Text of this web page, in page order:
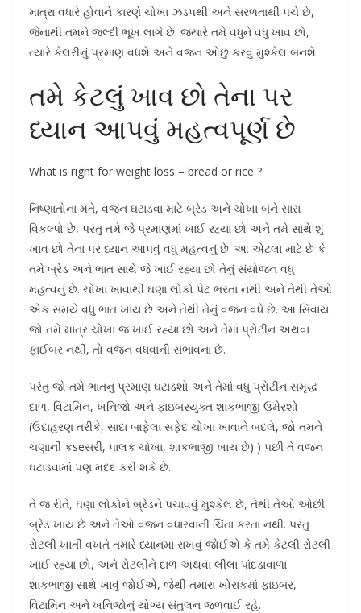
માત્રા વધારે હોવાને કારણે ચોખા ઝડપથી અને સરળતાથી પચે છે,
જેનાથી તમને જલ્દી ભૂખ લાગે છે. જ્યારે તમે વધુને વધુ ખાવ છો,
ત્યારે કેલરીનું પ્રમાણ વધશે અને વજન ઓછું કરવું મુશ્કેલ બનશે.
તમે કેટલું ખાવ છો તેના પર
ધ્યાન આપવું મહત્વપૂર્ણ છે
What is right for weight loss – bread or rice ?
નિષ્ણાતોના મતે, વજન ઘટાડવા માટે બ્રેડ અને ચોખા બંને સારા
વિકલ્પો છે, પરંતુ તમે જે પ્રમાણમાં ખાઈ રહ્યા છો અને તમે સાથે શું
ખાવ છો તેના પર ધ્યાન આપવું વધુ મહત્વનું છે. આ એટલા માટે છે કે
તમે બ્રેડ અને ભાત સાથે જે ખાઈ રહ્યા છો તેનું સંયોજન વધુ
મહત્વનું છે. ચોખા ખાવાથી ઘણા લોકો પેટ ભરતા નથી અને તેથી તેઓ
એક સમયે વધુ ભાત ખાય છે અને તેથી તેનું વજન વધે છે. આ સિવાય
જો તમે માત્ર ચોખા જ ખાઈ રહ્યા છો અને તેમાં પ્રોટીન અથવા
ફાઈબર નથી, તો વજન વધવાની સંભાવના છે.
પરંતુ જો તમે ભાતનું પ્રમાણ ઘટાડશો અને તેમાં વધુ પ્રોટીન સમૃદ્ધ
દાળ, વિટામિન, ખનિજો અને ફાઇબરયુક્ત શાકભાજી ઉમેરશો
(ઉદાહરણ તરીકે, સાદા બાફેલા સફેદ ચોખા ખાવાને બદલે, જો તમને
ચણાની કseસરી, પાલક ચોખા, શાકભાજી ખાય છે) ) પછી તે વજન
ઘટાડવામાં પણ મદદ કરી શકે છે.
તે જ રીતે, ઘણા લોકોને બ્રેડને પચાવવું મુશ્કેલ છે, તેથી તેઓ ઓછી
બ્રેડ ખાય છે અને તેઓ વજન વધારવાની ચિંતા કરતા નથી. પરંતુ
રોટલી ખાતી વખતે તમારે ધ્યાનમાં રાખવું જોઈએ કે તમે કેટલી રોટલી
ખાઈ રહ્યા છો, અને રોટલીને દાળ અથવા લીલા પાંદડાવાળા
શાકભાજી સાથે ખાવું જોઈએ, જેથી તમારા ખોરાકમાં ફાઇબર,
વિટામિન અને ખનિજોનું યોગ્ય સંતુલન જળવાઈ રહે.